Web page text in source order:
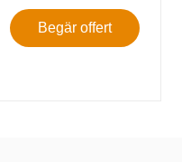
Begär offert